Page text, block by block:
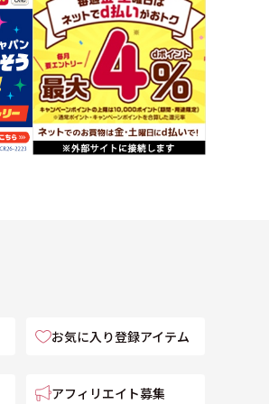
お気に入り登録アイテム
アフィリエイト募集